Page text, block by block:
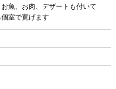
魚、お肉、デザートも付いて
室で寛げます